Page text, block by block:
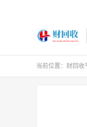
当前位置： 财回收